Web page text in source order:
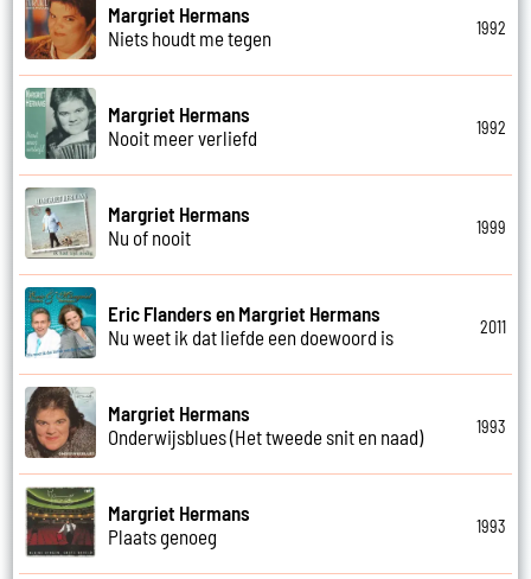
Margriet Hermans
Niets houdt me tegen
1992
Margriet Hermans
Nooit meer verliefd
1992
Margriet Hermans
Nu of nooit
1999
Eric Flanders en Margriet Hermans
Nu weet ik dat liefde een doewoord is
2011
Margriet Hermans
Onderwijsblues (Het tweede snit en naad)
1993
Margriet Hermans
Plaats genoeg
1993